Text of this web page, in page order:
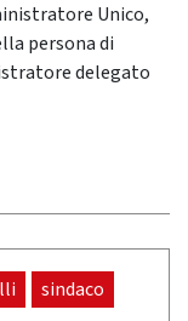
Unico,
persona di
delegato
sindaco